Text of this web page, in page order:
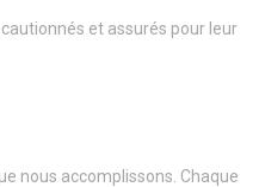
et assurés pour leur
nous accomplissons. Chaque